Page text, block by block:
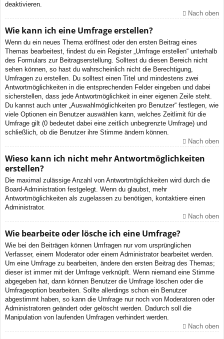
deaktivieren.
Nach oben
Wie kann ich eine Umfrage erstellen?
Wenn du ein neues Thema eröffnest oder den ersten Beitrag eines
Themas bearbeitest, findest du ein Register „Umfrage erstellen“ unterhalb
des Formulars zur Beitragserstellung. Solltest du diesen Bereich nicht
sehen können, so hast du wahrscheinlich nicht die Berechtigung,
Umfragen zu erstellen. Du solltest einen Titel und mindestens zwei
Antwortmöglichkeiten in die entsprechenden Felder eingeben und dabei
sicherstellen, dass jede Antwortmöglichkeit in einer eigenen Zeile steht.
Du kannst auch unter „Auswahlmöglichkeiten pro Benutzer“ festlegen, wie
viele Optionen ein Benutzer auswählen kann, welches Zeitlimit für die
Umfrage gilt (0 bedeutet dabei eine zeitlich unbegrenzte Umfrage) und
schließlich, ob die Benutzer ihre Stimme ändern können.
Nach oben
Wieso kann ich nicht mehr Antwortmöglichkeiten
erstellen?
Die maximal zulässige Anzahl von Antwortmöglichkeiten wird durch die
Board-Administration festgelegt. Wenn du glaubst, mehr
Antwortmöglichkeiten als zugelassen zu benötigen, kontaktiere einen
Administrator.
Nach oben
Wie bearbeite oder lösche ich eine Umfrage?
Wie bei den Beiträgen können Umfragen nur vom ursprünglichen
Verfasser, einem Moderator oder einem Administrator bearbeitet werden.
Um eine Umfrage zu bearbeiten, ändere den ersten Beitrag des Themas;
dieser ist immer mit der Umfrage verknüpft. Wenn niemand eine Stimme
abgegeben hat, dann können Benutzer die Umfrage löschen oder die
Umfrageoption bearbeiten. Sollte allerdings schon ein Benutzer
abgestimmt haben, so kann die Umfrage nur noch von Moderatoren oder
Administratoren geändert oder gelöscht werden. Dadurch soll die
Manipulation von laufenden Umfragen verhindert werden.
Nach oben